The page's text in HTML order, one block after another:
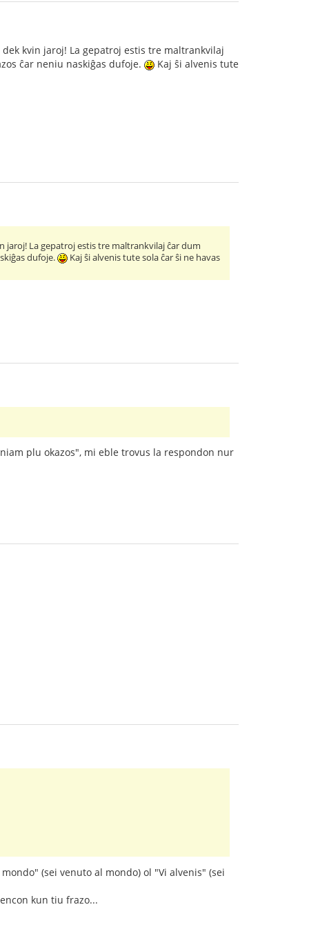
kvin jaroj! La gepatroj estis tre maltrankvilaj
ĉar neniu naskiĝas dufoje.
Kaj ŝi alvenis tute
jaroj! La gepatroj estis tre maltrankvilaj ĉar dum
dufoje.
Kaj ŝi alvenis tute sola ĉar ŝi ne havas
plu okazos", mi eble trovus la respondon nur
(sei venuto al mondo) ol "Vi alvenis" (sei
kun tiu frazo...